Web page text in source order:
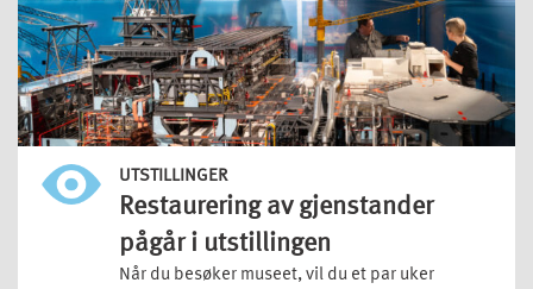
UTSTILLINGER
Restaurering av gjenstander
pågår i utstillingen
Når du besøker museet, vil du et par uker